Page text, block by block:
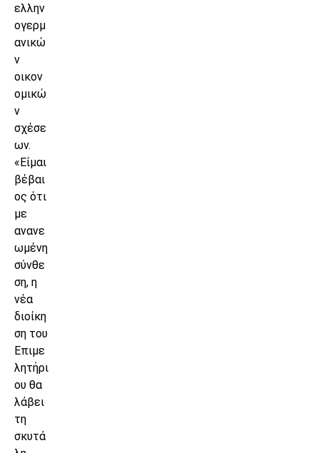
ελλην
ογερμ
ανικώ
ν
οικον
ομικώ
ν
σχέσε
ων.
«Είμαι
βέβαι
ος ότι
με
ανανε
ωμένη
σύνθε
ση, η
νέα
διοίκη
ση του
Επιμε
λητήρι
ου θα
λάβει
τη
σκυτά